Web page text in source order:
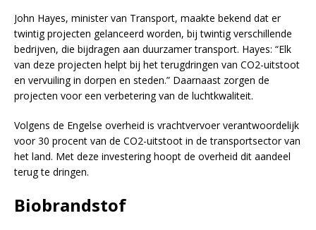
John Hayes, minister van Transport, maakte bekend dat er
twintig projecten gelanceerd worden, bij twintig verschillende
bedrijven, die bijdragen aan duurzamer transport. Hayes: “Elk
van deze projecten helpt bij het terugdringen van CO2-uitstoot
en vervuiling in dorpen en steden.” Daarnaast zorgen de
projecten voor een verbetering van de luchtkwaliteit.
Volgens de Engelse overheid is vrachtvervoer verantwoordelijk
voor 30 procent van de CO2-uitstoot in de transportsector van
het land. Met deze investering hoopt de overheid dit aandeel
terug te dringen.
Biobrandstof